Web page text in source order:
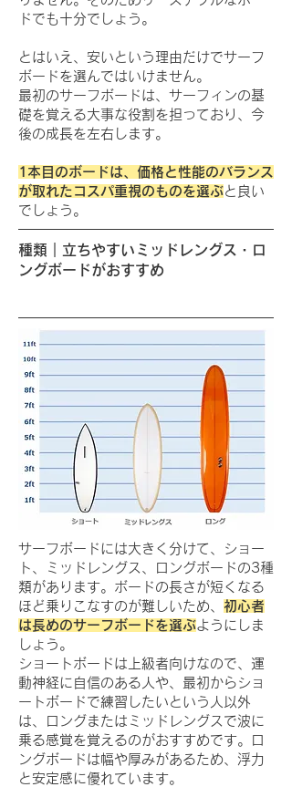
ドでも十分でしょう。
とはいえ、安いという理由だけでサーフ
ボードを選んではいけません。
最初のサーフボードは、サーフィンの基
礎を覚える大事な役割を担っており、今
後の成長を左右します。
1本目のボードは、価格と性能のバランス
が取れたコスパ重視のものを選ぶと良い
でしょう。
種類｜立ちやすいミッドレングス・ロ
ングボードがおすすめ
サーフボードには大きく分けて、ショー
ト、ミッドレングス、ロングボードの3種
類があります。ボードの長さが短くなる
ほど乗りこなすのが難しいため、 初心者
は長めのサーフボードを選ぶようにしま
しょう。
ショートボードは上級者向けなので、運
動神経に自信のある人や、最初からショ
ートボードで練習したいという人以外
は、ロングまたはミッドレングスで波に
乗る感覚を覚えるのがおすすめです。ロ
ングボードは幅や厚みがあるため、浮力
と安定感に優れています。